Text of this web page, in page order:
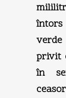
privit
în